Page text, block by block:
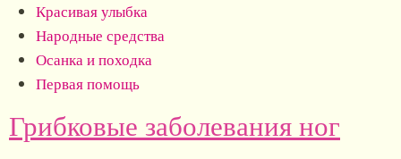
Красивая улыбка
Народные средства
Осанка и походка
Первая помощь
Грибковые заболевания ног